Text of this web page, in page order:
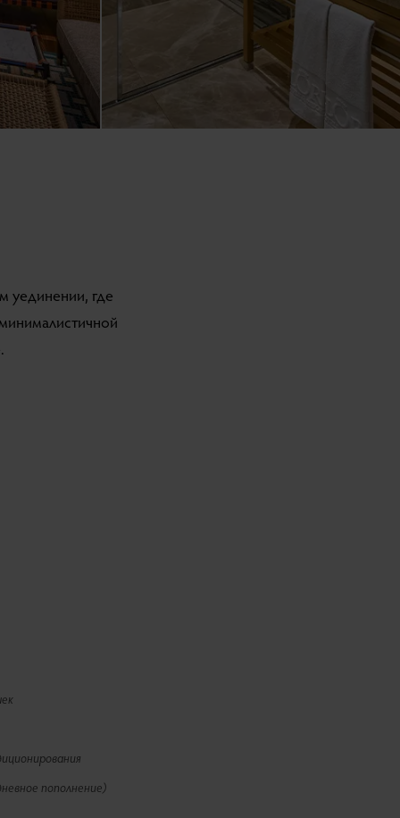
уединении, где
пополнение)